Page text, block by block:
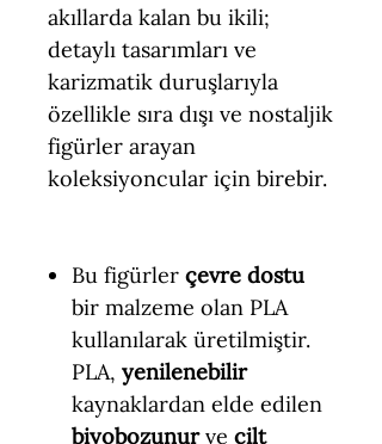
akıllarda kalan bu ikili;
detaylı tasarımları ve
karizmatik duruşlarıyla
özellikle sıra dışı ve nostaljik
figürler arayan
koleksiyoncular için birebir.
Bu figürler çevre dostu
bir malzeme olan PLA
kullanılarak üretilmiştir.
PLA, yenilenebilir
kaynaklardan elde edilen
biyobozunurve cilt